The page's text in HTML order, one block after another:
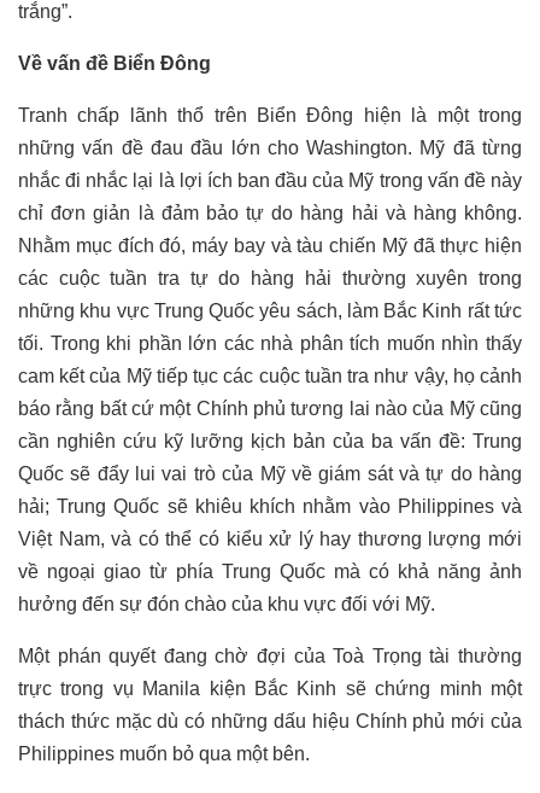
trắng”.
Về vấn đề Biển Đông
Tranh chấp lãnh thổ trên Biển Đông hiện là một trong
những vấn đề đau đầu lớn cho Washington. Mỹ đã từng
nhắc đi nhắc lại là lợi ích ban đầu của Mỹ trong vấn đề này
chỉ đơn giản là đảm bảo tự do hàng hải và hàng không.
Nhằm mục đích đó, máy bay và tàu chiến Mỹ đã thực hiện
các cuộc tuần tra tự do hàng hải thường xuyên trong
những khu vực Trung Quốc yêu sách, làm Bắc Kinh rất tức
tối. Trong khi phần lớn các nhà phân tích muốn nhìn thấy
cam kết của Mỹ tiếp tục các cuộc tuần tra như vậy, họ cảnh
báo rằng bất cứ một Chính phủ tương lai nào của Mỹ cũng
cần nghiên cứu kỹ lưỡng kịch bản của ba vấn đề: Trung
Quốc sẽ đẩy lui vai trò của Mỹ về giám sát và tự do hàng
hải; Trung Quốc sẽ khiêu khích nhằm vào Philippines và
Việt Nam, và có thể có kiểu xử lý hay thương lượng mới
về ngoại giao từ phía Trung Quốc mà có khả năng ảnh
hưởng đến sự đón chào của khu vực đối với Mỹ.
Một phán quyết đang chờ đợi của Toà Trọng tài thường
trực trong vụ Manila kiện Bắc Kinh sẽ chứng minh một
thách thức mặc dù có những dấu hiệu Chính phủ mới của
Philippines muốn bỏ qua một bên.